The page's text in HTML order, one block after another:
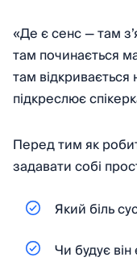
«Де є сенс — там
там починається
там відкривається
підкреслює
Перед тим як
задавати собі
Який біль
Чи будує